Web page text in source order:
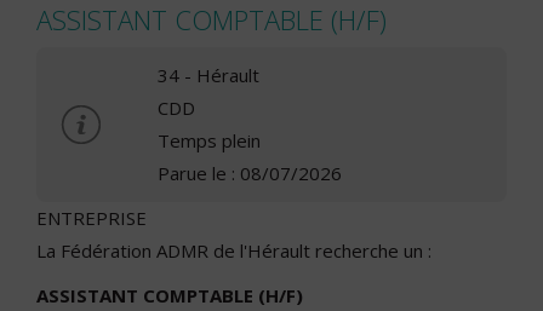
ASSISTANT COMPTABLE (H/F)
34 - Hérault
CDD
Temps plein
Parue le : 08/07/2026
ENTREPRISE
La Fédération ADMR de l'Hérault recherche un :
ASSISTANT COMPTABLE (H/F)